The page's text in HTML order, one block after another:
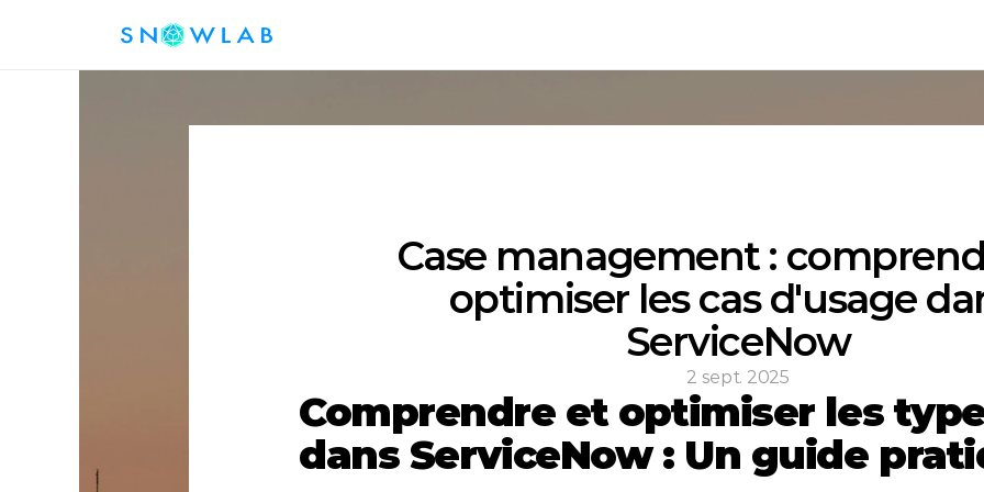
Case management :
optimiser les cas d'usage
ServiceNow
2 sept. 2025
Comprendre et optimiser les
dans ServiceNow : Un guide